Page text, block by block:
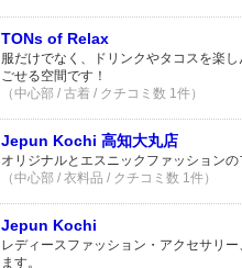
TONs of Relax
服だけでなく、ドリンクやタコスを楽
ごせる空間です！
（中心部 / 古着 / クチコミ数 1件）
Jepun Kochi 高知大丸店
オリジナルとエスニックファッション
（中心部 / 衣料品 / クチコミ数 1件）
Jepun Kochi
レディースファッション・アクセサリ
ます。